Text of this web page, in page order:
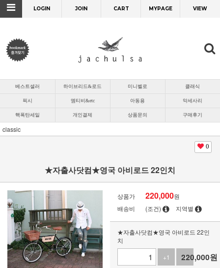
LOGIN JOIN CART MYPAGE VIEW
베스트셀러 하이브리드&로드 미니벨로 클래식
픽시 엠티비&etc 아동용 악세사리
핵폭탄세일 개인결제 상품문의 구매후기
classic
0
★자출사닷컴★영국 아비로드 22인치
상품가 220,000원
배송비
(조건) 지역별
★자출사닷컴★영국 아비로드 22인
치
+1
-1
220,000원